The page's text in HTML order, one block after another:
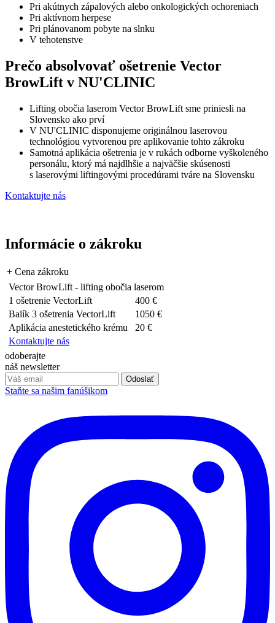
Pri akútnych zápalových alebo onkologických ochoreniach
Pri aktívnom herpese
Pri plánovanom pobyte na slnku
V tehotenstve
Prečo absolvovať ošetrenie Vector
BrowLift v NU'CLINIC
Lifting obočia laserom Vector BrowLift sme priniesli na
Slovensko ako prví
V NU'CLINIC disponujeme originálnou laserovou
technológiou vytvorenou pre aplikovanie tohto zákroku
Samotná aplikácia ošetrenia je v rukách odborne vyškoleného
personálu, ktorý má najdlhšie a najväčšie skúsenosti
s laserovými liftingovými procedúrami tváre na Slovensku
Kontaktujte nás
Informácie o zákroku
+ Cena zákroku
Vector BrowLift - lifting obočia laserom
1 ošetrenie VectorLift
400 €
Balík 3 ošetrenia VectorLift
1050 €
Aplikácia anestetického krému
20 €
Kontaktujte nás
odoberajte
náš newsletter
Odoslať
Staňte sa našim fanúšikom